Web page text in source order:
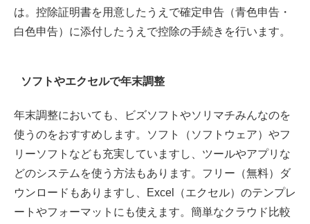
は。控除証明書を用意したうえで確定申告（青色申告・
白色申告）に添付したうえで控除の手続きを行います。
ソフトやエクセルで年末調整
年末調整においても、ビズソフトやソリマチみんなのを
使うのをおすすめします。ソフト（ソフトウェア）やフ
リーソフトなども充実していますし、ツールやアプリな
どのシステムを使う方法もあります。フリー（無料）ダ
ウンロードもありますし、Excel（エクセル）のテンプレ
ートやフォーマットにも使えます。簡単なクラウド比較